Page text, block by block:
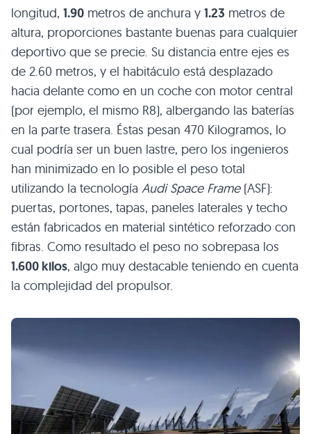
longitud, 1.90 metros de anchura y 1.23 metros de
altura, proporciones bastante buenas para cualquier
deportivo que se precie. Su distancia entre ejes es
de 2.60 metros, y el habitáculo está desplazado
hacia delante como en un coche con motor central
(por ejemplo, el mismo R8), albergando las baterías
en la parte trasera. Éstas pesan 470 Kilogramos, lo
cual podría ser un buen lastre, pero los ingenieros
han minimizado en lo posible el peso total
utilizando la tecnología Audi Space Frame(ASF):
puertas, portones, tapas, paneles laterales y techo
están fabricados en material sintético reforzado con
fibras. Como resultado el peso no sobrepasa los
1.600 kilos, algo muy destacable teniendo en cuenta
la complejidad del propulsor.